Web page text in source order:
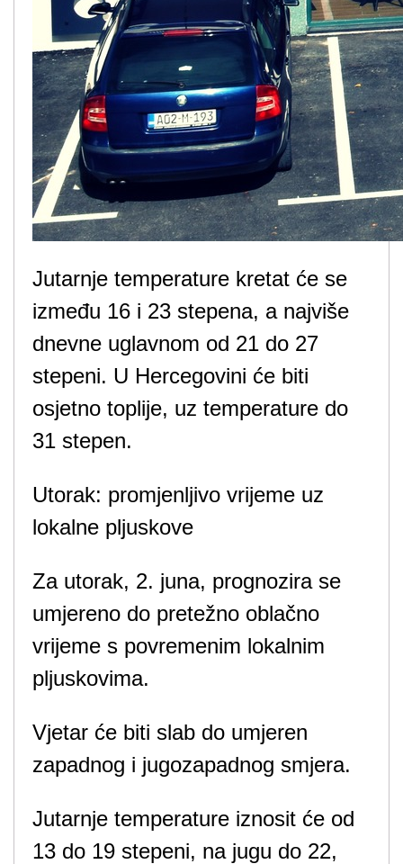
Jutarnje temperature kretat će se
između 16 i 23 stepena, a najviše
dnevne uglavnom od 21 do 27
stepeni. U Hercegovini će biti
osjetno toplije, uz temperature do
31 stepen.
Utorak: promjenljivo vrijeme uz
lokalne pljuskove
Za utorak, 2. juna, prognozira se
umjereno do pretežno oblačno
vrijeme s povremenim lokalnim
pljuskovima.
Vjetar će biti slab do umjeren
zapadnog i jugozapadnog smjera.
Jutarnje temperature iznosit će od
13 do 19 stepeni, na jugu do 22,